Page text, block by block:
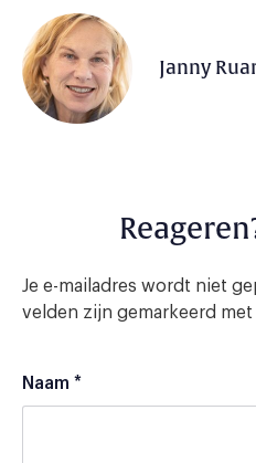
Janny
Je e-mailadres wordt niet
velden zijn gemarkeerd met
Naam *